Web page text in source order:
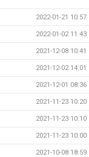
2022-01-21 10:57
2022-01-02 11:43
2021-12-08 10:41
2021-12-02 14:01
2021-12-01 08:36
2021-11-23 10:20
2021-11-23 10:10
2021-11-23 10:00
2021-10-08 18:59